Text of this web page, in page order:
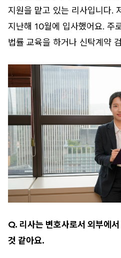
지원을 맡고 있는 리사입니다.
지난해 10월에 입사했어요. 주
법률 교육을 하거나 신탁계약
Q. 리사는 변호사로서 외부에
것 같아요.